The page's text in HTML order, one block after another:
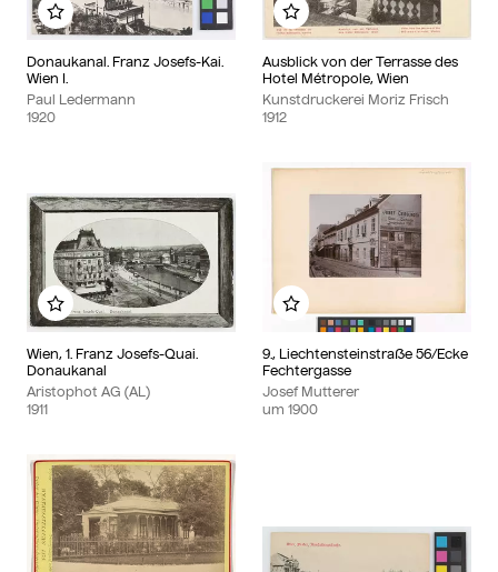
Donaukanal. Franz Josefs-Kai.
Wien I.
Paul Ledermann
1920
Zu meinem Album hinzufügen
Ausblick von der Terrasse des
Hotel Métropole, Wien
Kunstdruckerei Moriz Frisch
1912
Zu meinem Album
Wien, 1. Franz Josefs-Quai.
Donaukanal
Aristophot AG (AL)
1911
Zu meinem Album hinzufügen
9., Liechtensteinstraße 56/Ecke
Fechtergasse
Josef Mutterer
um 1900
Zu meinem Album